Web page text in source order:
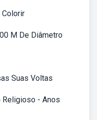
Colorir
M De Diâmetro
Suas Voltas
Religioso - Anos